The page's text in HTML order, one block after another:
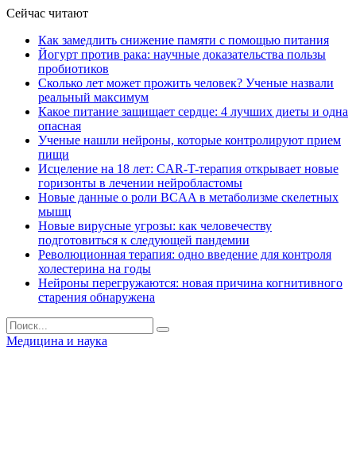
Сейчас читают
Как замедлить снижение памяти с помощью питания
Йогурт против рака: научные доказательства пользы
пробиотиков
Сколько лет может прожить человек? Ученые назвали
реальный максимум
Какое питание защищает сердце: 4 лучших диеты и одна
опасная
Ученые нашли нейроны, которые контролируют прием
пищи
Исцеление на 18 лет: CAR-T-терапия открывает новые
горизонты в лечении нейробластомы
Новые данные о роли BCAA в метаболизме скелетных
мышц
Новые вирусные угрозы: как человечеству
подготовиться к следующей пандемии
Революционная терапия: одно введение для контроля
холестерина на годы
Нейроны перегружаются: новая причина когнитивного
старения обнаружена
Медицина и наука